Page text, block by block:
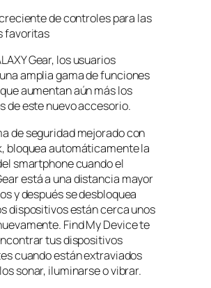
de controles para las
favoritas
Gear, los usuarios
amplia gama de funciones
aumentan aún más los
de este nuevo accesorio.
de seguridad mejorado con
bloquea automáticamente la
smartphone cuando el
está a una distancia mayor
y después se desbloquea
dispositivos están cerca unos
Find My Device te
tus dispositivos
cuando están extraviados
sonar, iluminarse o vibrar.